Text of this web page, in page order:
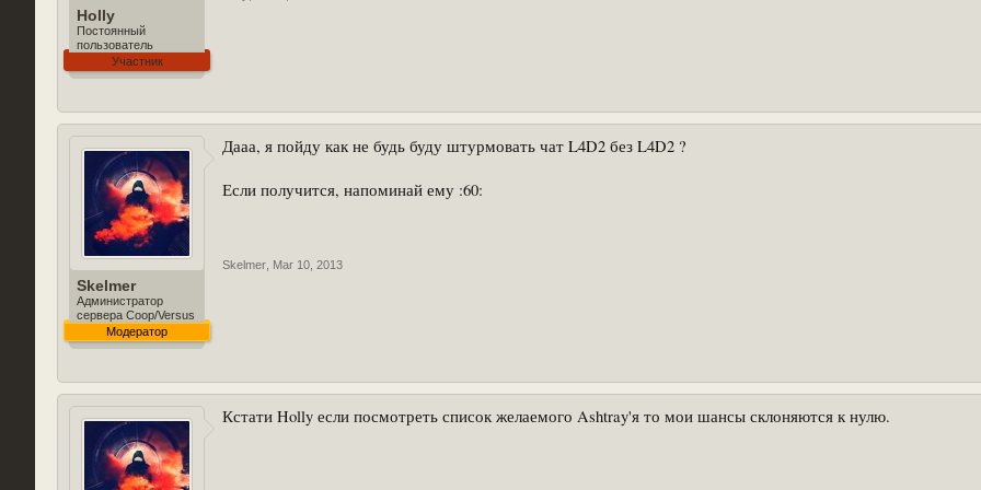
Holly
Постоянный
пользователь
Участник
Skelmer
Администратор
сервера Coop/Versus
Модератор
Дааа, я пойду как не будь буду штурмовать чат L4D2 без L4D2 ?
Если получится, напоминай ему :60:
Skelmer Mar 10, 2013
Кстати Holly если посмотреть список желаемого Ashtray'я то мои шансы склоняются к нулю.